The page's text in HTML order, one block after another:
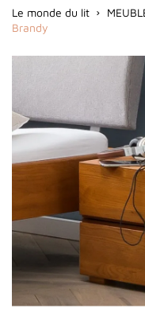
Le monde du lit
Brandy